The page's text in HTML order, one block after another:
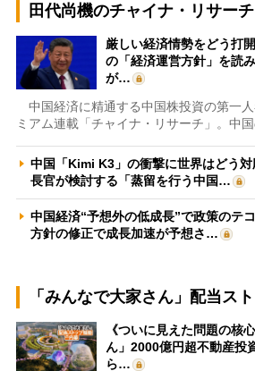
田代尚機のチャイナ・リサーチ
厳しい経済情勢をどう打
の「経済運営方針」を読
が…
中国経済に精通する中国株投資の第一
ミアム連載「チャイナ・リサーチ」。中
中国「Kimi K3」の衝撃に世界はどう
長官が検討する「蒸留を行う中国…
中国経済“予想外の低成長”で政策のテ
方針の修正で成長加速が予想さ…
「みんなで大家さん」配当ス
《ついに見えた問題の核
ん」2000億円超不動産投
ら…